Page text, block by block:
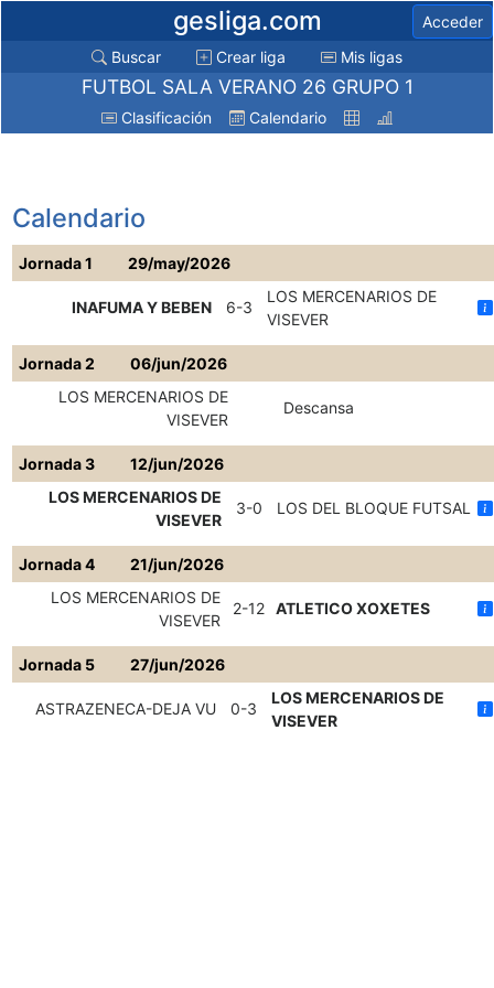
gesliga.com
Acceder
Buscar
Crear liga Mis ligas
FUTBOL SALA VERANO 26 GRUPO 1
Clasificación Calendario
Calendario
Jornada 1 29/may/2026
INAFUMA Y BEBEN 6-3
LOS MERCENARIOS DE
VISEVER
Jornada 2
06/jun/2026
LOS MERCENARIOS DE
VISEVER
Descansa
Jornada 3
12/jun/2026
LOS MERCENARIOS DE
VISEVER
3-0 LOS DEL BLOQUE FUTSAL
Jornada 4
21/jun/2026
LOS MERCENARIOS DE
VISEVER
2-12 ATLETICO XOXETES
Jornada 5 27/jun/2026
ASTRAZENECA-DEJA VU 0-3
LOS MERCENARIOS DE
VISEVER